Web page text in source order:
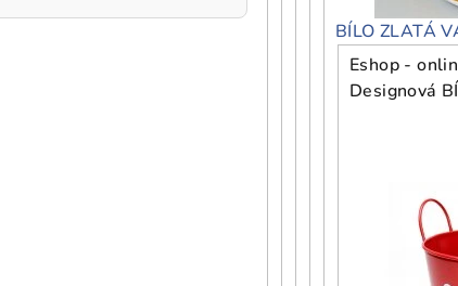
BÍLO ZLATÁ
Eshop -
Designová